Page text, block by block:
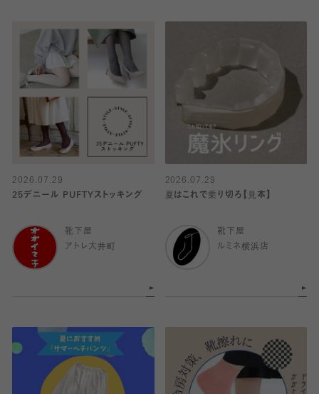
2026.07.29
25デニール PUFTYストッキング
靴下屋
アトレ大井町
2026.07.29
夏はこれで乗り切ろ【見本】
靴下屋
ルミネ横浜店